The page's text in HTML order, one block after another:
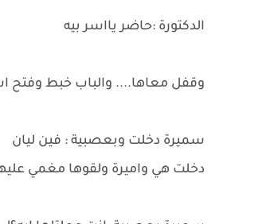
الدكتورة :حاضر يااسر بيه
وقفل معاها.... والباب خبط وفتح
سميرة دخلت وبعصبية : فين ليان
دخلت هي واميرة ولقوها مغمي